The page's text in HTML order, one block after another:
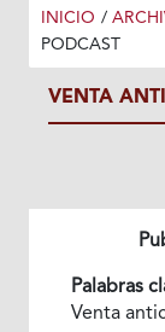
INICIO /
PODCAST
VENTA
Palabras
Venta